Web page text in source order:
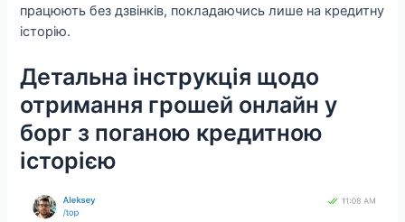
працюють без дзвінків, покладаючись лише на кредитну
історію.
Детальна інструкція щодо
отримання грошей онлайн у
борг з поганою кредитною
історією